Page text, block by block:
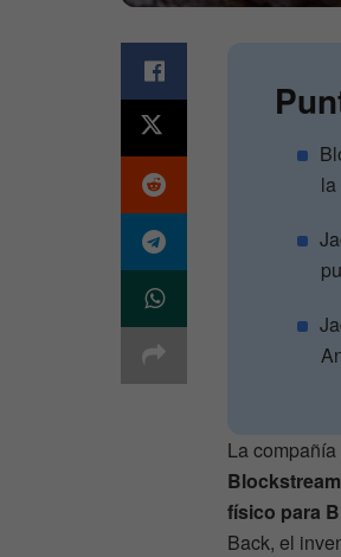
La
físico para
Back, el